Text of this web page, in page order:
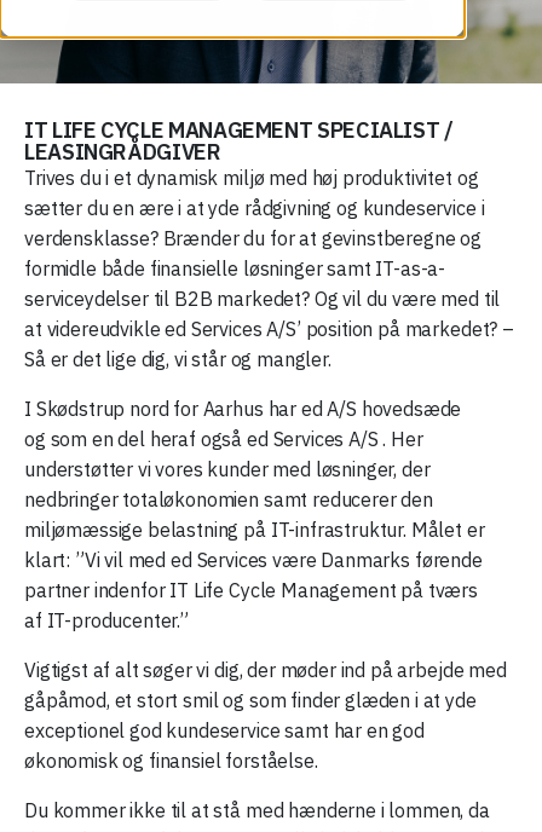
IT LIFE CYCLE MANAGEMENT SPECIALIST /
LEASINGRÅDGIVER
Trives du i et dynamisk miljø med høj produktivitet og
sætter du en ære i at yde rådgivning og kundeservice i
verdensklasse? Brænder du for at gevinstberegne og
formidle både finansielle løsninger samt IT-as-a-
serviceydelser til B2B markedet? Og vil du være med til
at videreudvikle ed Services A/S’ position på markedet? –
Så er det lige dig, vi står og mangler.
I Skødstrup nord for Aarhus har ed A/S hovedsæde
og som en del heraf ogsåed Services A/S . Her
understøtter vi vores kunder med løsninger, der
nedbringer totaløkonomien samt reducerer den
miljømæssige belastning på IT-infrastruktur. Målet er
klart: ”Vi vil med ed Services være Danmarks førende
partner indenfor IT Life Cycle Management på tværs
af IT-producenter.”
Vigtigst af alt søger vi dig, der møder ind på arbejde med
gåpåmod, et stort smil og som finder glæden i at yde
exceptionel god kundeservice samt har en god
økonomisk og finansiel forståelse.
Du kommer ikke til at stå med hænderne i lommen, da